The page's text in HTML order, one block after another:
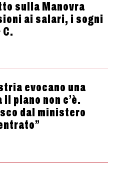
sulla Manovra
ai salari, i sogni
evocano una
piano non c’è.
dal ministero